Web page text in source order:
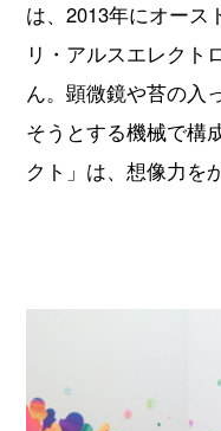
は、2013年にオース
リ・アルスエレクト
ん。顕微鏡や苔の入
そうとする機械で構
クト」は、想像力を